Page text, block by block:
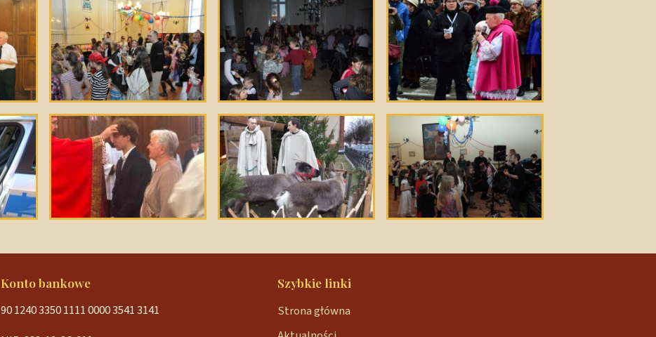
Konto bankowe
90 1240 3350 1111 0000 3541 3141
Szybkie linki
Strona główna